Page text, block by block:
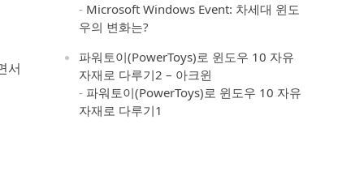
서
- Microsoft Windows Event: 차세대 윈도
우의 변화는?
파워토이(PowerToys)로 윈도우 10 자유
자재로 다루기2 – 아크윈
- 파워토이(PowerToys)로 윈도우 10 자유
자재로 다루기1